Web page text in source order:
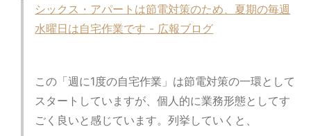
シックス・アパートは節電対策のため、夏期の毎週
水曜日は自宅作業です - 広報ブログ
この「週に1度の自宅作業」は節電対策の一環として
スタートしていますが、個人的に業務形態としてす
ごく良いと感じています。列挙していくと、